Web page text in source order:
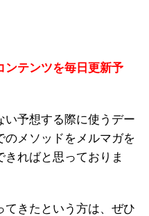
ンテンツを毎日更新予
予想する際に使うデー
のメソッドをメルマガを
ればと思っておりま
きたという方は、ぜひ